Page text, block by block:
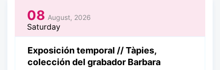
08 August, 2026
Saturday
Exposición temporal // Tàpies,
colección del grabador Barbara